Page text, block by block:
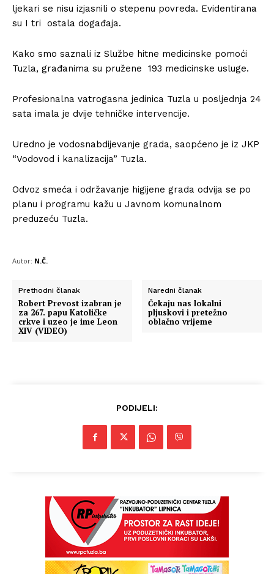
ljekari se nisu izjasnili o stepenu povreda. Evidentirana
su I tri ostala događaja.
Kako smo saznali iz Službe hitne medicinske pomoći
Tuzla, građanima su pružene 193 medicinske usluge.
Profesionalna vatrogasna jedinica Tuzla u posljednja 24
sata imala je dvije tehničke intervencije.
Uredno je vodosnabdijevanje grada, saopćeno je iz JKP
“Vodovod i kanalizacija” Tuzla.
Odvoz smeća i održavanje higijene grada odvija se po
planu i programu kažu u Javnom komunalnom
preduzeću Tuzla.
Autor: N.Č.
Prethodni članak
Robert Prevost izabran je
za 267. papu Katoličke
crkve i uzeo je ime Leon
XIV (VIDEO)
Naredni članak
Čekaju nas lokalni
pljuskovi i pretežno
oblačno vrijeme
PODIJELI: